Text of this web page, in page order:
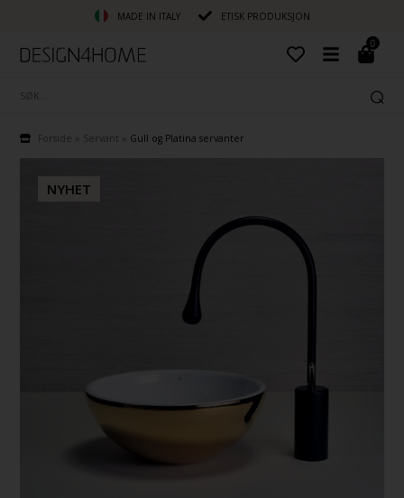
MADE IN ITALY ETISK PRODUKSJON
0
Forside Servant Gull og Platina servanter
NYHET